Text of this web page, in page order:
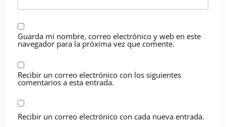
Guarda mi nombre, correo electrónico y web en este
navegador para la próxima vez que comente.
Recibir un correo electrónico con los siguientes
comentarios a esta entrada.
Recibir un correo electrónico con cada nueva entrada.